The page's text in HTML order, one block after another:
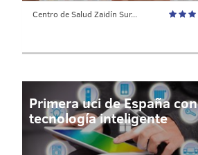
Centro de Salud Zaidín Sur...
Primera uci de España con
tecnología inteligente